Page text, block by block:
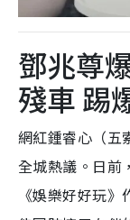
鄧兆尊
殘車 踢
網紅鍾睿心（五
全城熱議。日前
《娛樂好好玩